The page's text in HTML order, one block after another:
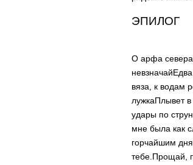
ЭПИЛОГ
О арфа
невзначай
вяза, к водам
лужкаПлывет в
удары по
мне была как
горчайшим
тебе. Прощай,